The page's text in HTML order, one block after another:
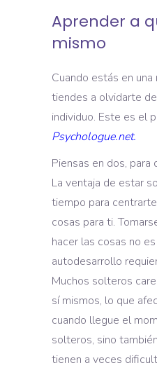
Aprender a
mismo
Cuando estás en
tiendes a olvidarte
individuo. Este es el
Psychologue.net.
Piensas en dos, para
La ventaja de estar
tiempo para
cosas para ti.
hacer las cosas no
autodesarrollo
Muchos solteros
sí mismos, lo que
cuando llegue el
solteros, sino
tienen a veces